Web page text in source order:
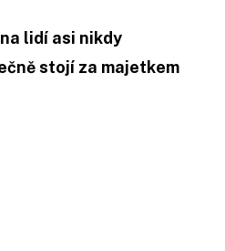
lidí asi nikdy
stojí za majetkem